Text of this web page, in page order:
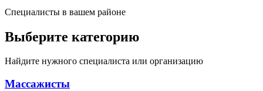
Специалисты в вашем районе
Выберите категорию
Найдите нужного специалиста или организацию
Массажисты